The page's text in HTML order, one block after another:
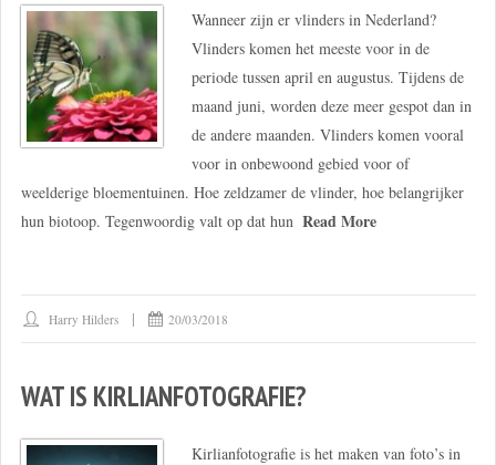
Wanneer zijn er vlinders in Nederland?
Vlinders komen het meeste voor in de
periode tussen april en augustus. Tijdens de
maand juni, worden deze meer gespot dan in
de andere maanden. Vlinders komen vooral
voor in onbewoond gebied voor of
weelderige bloementuinen. Hoe zeldzamer de vlinder, hoe belangrijker
hun biotoop. Tegenwoordig valt op dat hun Read More
Harry Hilders 20/03/2018
WAT IS KIRLIANFOTOGRAFIE?
Kirlianfotografie is het maken van foto’s in